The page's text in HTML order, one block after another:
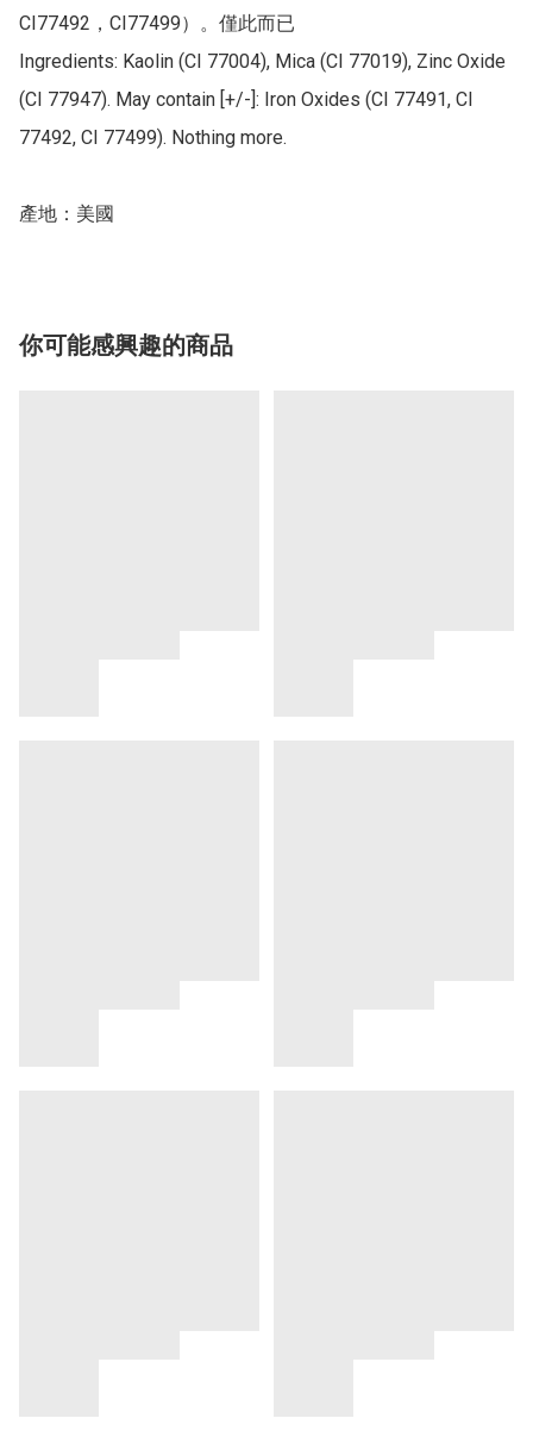
CI77492，CI77499）。僅此而已
Ingredients: Kaolin (CI 77004), Mica (CI 77019), Zinc Oxide
(CI 77947). May contain [+/-]: Iron Oxides (CI 77491, CI
77492, CI 77499). Nothing more.
產地：美國
你可能感興趣的商品